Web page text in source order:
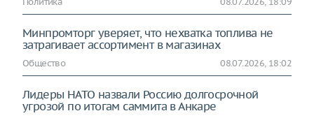
Минпромторг уверяет, что нехватка топлива не
затрагивает ассортимент в магазинах
Общество 08.07.2026, 18:02
Лидеры НАТО назвали Россию долгосрочной
угрозой по итогам саммита в Анкаре